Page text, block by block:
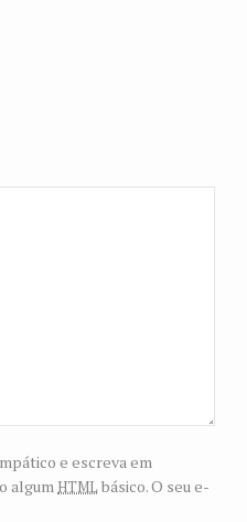
e escreva em
algum htmlbásico. O seu e-